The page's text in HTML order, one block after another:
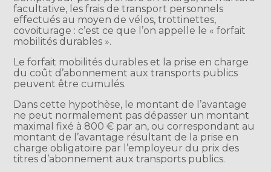
facultative, les frais de transport personnels
effectués au moyen de vélos, trottinettes,
covoiturage : c’est ce que l’on appelle le « forfait
mobilités durables ».
Le forfait mobilités durables et la prise en charge
du coût d’abonnement aux transports publics
peuvent être cumulés.
Dans cette hypothèse, le montant de l’avantage
ne peut normalement pas dépasser un montant
maximal fixé à 800 € par an, ou correspondant au
montant de l’avantage résultant de la prise en
charge obligatoire par l’employeur du prix des
titres d’abonnement aux transports publics.